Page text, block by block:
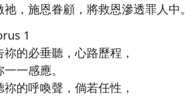
祂，施恩眷顧，將救恩滲透罪人中。
1
祢的必垂聽，心路歷程，
一感應。
祢的呼喚聲，倘若任性，